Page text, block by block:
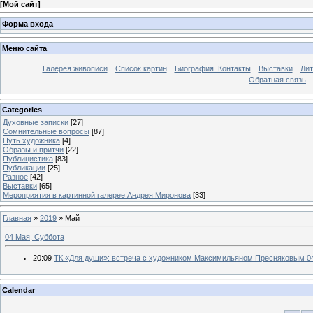
[Мой сайт]
Форма входа
Меню сайта
Галерея живописи Список картин Биография. Контакты Выставки
Обратная связь
Categories
Духовные записки [27]
Сомнительные вопросы [87]
Путь художника [4]
Образы и притчи [22]
Публицистика [83]
Публикации [25]
Разное [42]
Выставки [65]
Мероприятия в картинной галерее Андрея Миронова [33]
Главная » 2019 » Май
04 Мая, Суббота
20:09 ТК «Для души»: встреча с художником Максимильяном Пресняковым
Calendar